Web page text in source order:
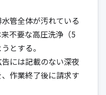
水管全体が汚れている
不要な高圧洗浄（5
とする。
告には記載のない深夜
作業終了後に請求す